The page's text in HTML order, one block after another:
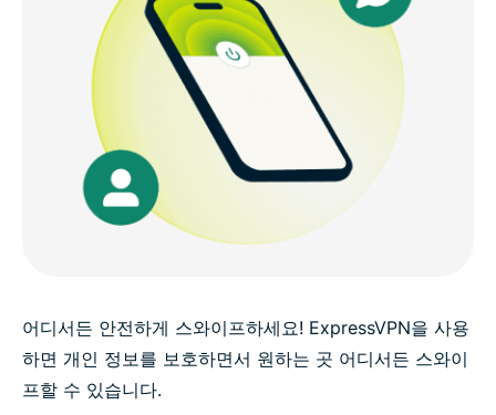
어디서든 안전하게 스와이프하세요! ExpressVPN을 사용
하면 개인 정보를 보호하면서 원하는 곳 어디서든 스와이
프할 수 있습니다.